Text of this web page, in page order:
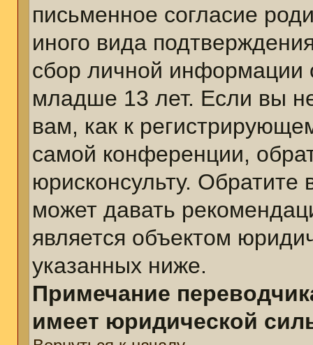
письменное согласие
иного вида
сбор личной информации
младше 13 лет. Если вы
вам, как к
самой конференции,
юрисконсульту.
может давать
является объектом
указанных ниже.
Примечание
имеет юридической